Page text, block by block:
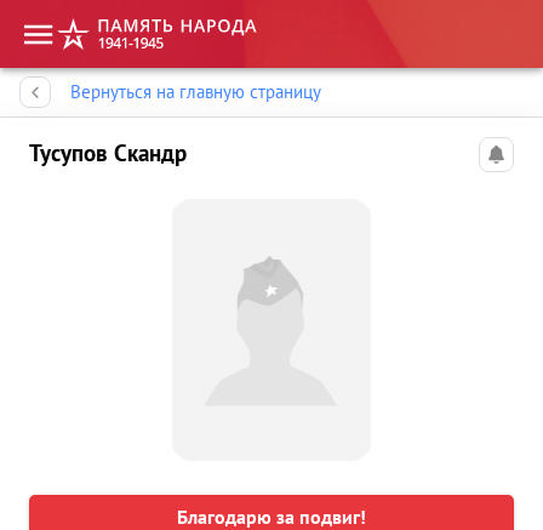
Вернуться на главную страницу
Тусупов Скандр
Благодарю за подвиг!
Память народа